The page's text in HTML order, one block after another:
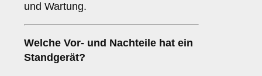
und Wartung.
Welche Vor- und Nachteile hat ein
Standgerät?